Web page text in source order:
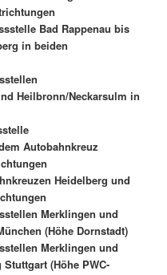
Bad Rappenau bis
in beiden
Heilbronn/Neckarsulm in
Autobahnkreuz
Heidelberg und
Merklingen und
(Höhe Dornstadt)
Merklingen und
(Höhe PWC-